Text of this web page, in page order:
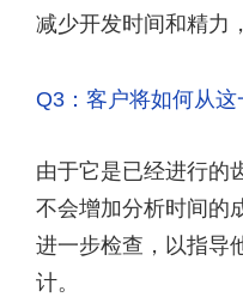
减少开发时间和精力
Q3：客户将如何从这
由于它是已经进行的
不会增加分析时间的
进一步检查，以指导
计。